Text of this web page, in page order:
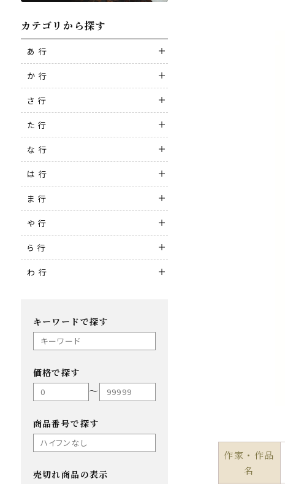
カテゴリから探す
あ 行
か 行
さ 行
た 行
な 行
は 行
ま 行
や 行
ら 行
わ 行
キーワードで探す
価格で探す
〜
商品番号で探す
売切れ商品の表示
作家・作品
名